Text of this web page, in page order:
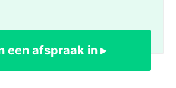
een afspraak in ▸